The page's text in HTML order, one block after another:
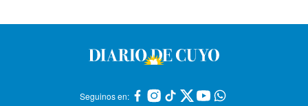
Seguinos en: